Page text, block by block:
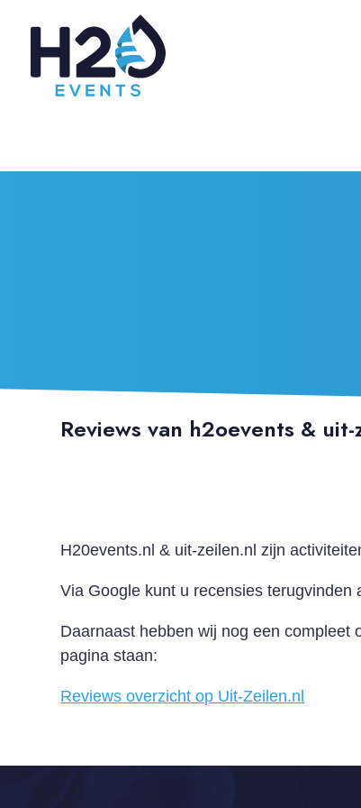
Reviews van h2oevents &
H20events.nl & uit-zeilen.nl zijn
Via Google kunt u recensies
Daarnaast hebben wij nog een compleet
pagina staan:
Reviews overzicht op Uit-Zeilen.nl